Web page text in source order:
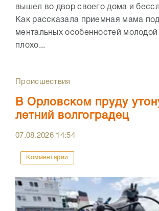
вышел во двор своего дома и
Как рассказала приемная мама
ментальных особенностей молодой
плохо...
Происшествия
В Орловском пруду
летний волгоградец
07.08.2026 14:54
Комментарии